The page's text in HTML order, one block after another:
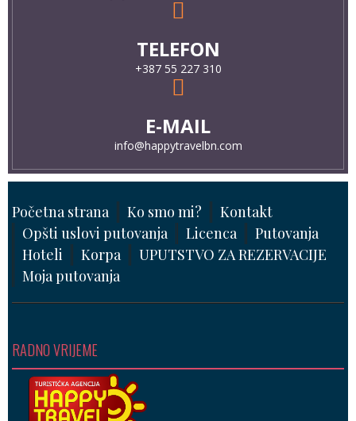
TELEFON
+387 55 227 310
E-MAIL
info@happytravelbn.com
Početna strana Ko smo mi?
Kontakt
Opšti uslovi putovanja
Licenca
Putovanja
Hoteli
Korpa
UPUTSTVO ZA REZERVACIJE
Moja putovanja
RADNO VRIJEME